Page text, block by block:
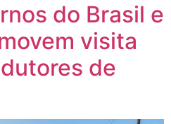
do Brasil e
visita
de